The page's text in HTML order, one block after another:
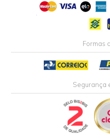
Formas
Segurança